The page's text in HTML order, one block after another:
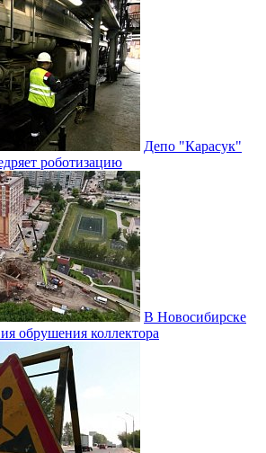
Депо "Карасук"
роботизацию
В Новосибирске
обрушения коллектора